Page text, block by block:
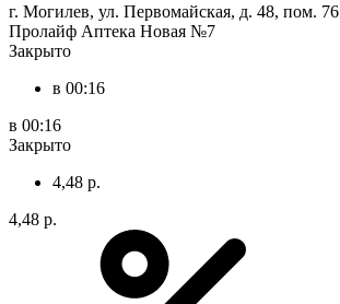
г. Могилев, ул. Первомайская, д. 48, пом. 76
Пролайф Аптека Новая №7
Закрыто
в 00:16
в 00:16
Закрыто
4,48 р.
4,48 р.